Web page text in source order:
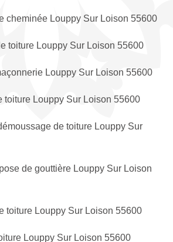
cheminée Louppy Sur Loison 55600
toiture Louppy Sur Loison 55600
Louppy Sur Loison 55600
toiture Louppy Sur Loison 55600
de toiture Louppy Sur
de gouttière Louppy Sur Loison
toiture Louppy Sur Loison 55600
Louppy Sur Loison 55600